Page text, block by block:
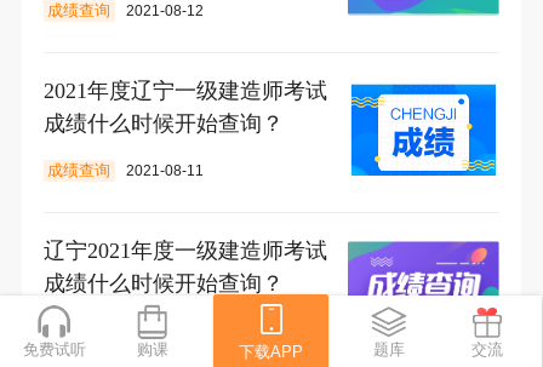
成绩查询 2021-08-12
2021年度辽宁一级建造师考试
成绩什么时候开始查询？
成绩查询 2021-08-11
辽宁2021年度一级建造师考试
成绩什么时候开始查询？
成绩查询 2021-08-09
下载APP
免费试听 购课 下载APP 题库 交流